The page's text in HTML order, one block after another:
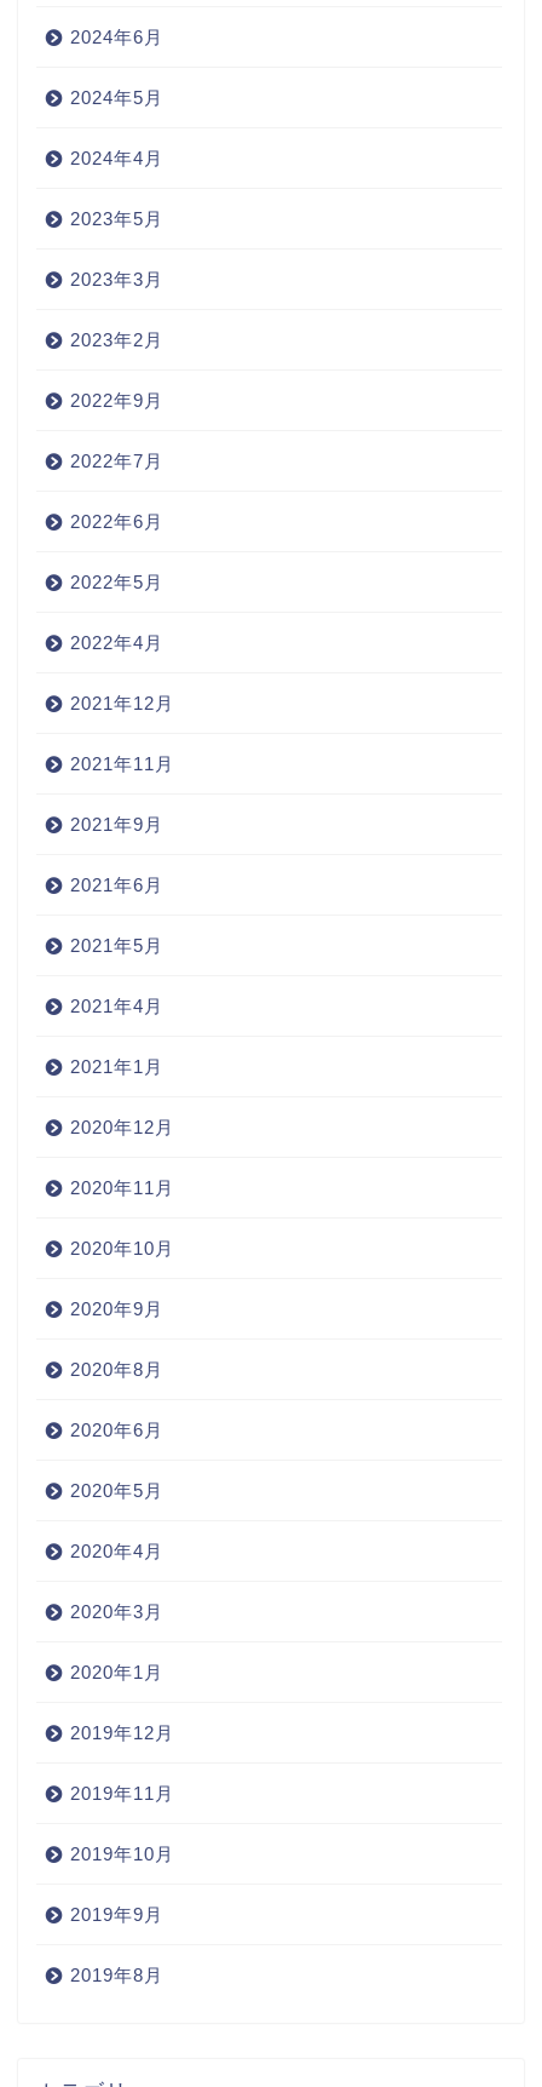
2024年6月
2024年5月
2024年4月
2023年5月
2023年3月
2023年2月
2022年9月
2022年7月
2022年6月
2022年5月
2022年4月
2021年12月
2021年11月
2021年9月
2021年6月
2021年5月
2021年4月
2021年1月
2020年12月
2020年11月
2020年10月
2020年9月
2020年8月
2020年6月
2020年5月
2020年4月
2020年3月
2020年1月
2019年12月
2019年11月
2019年10月
2019年9月
2019年8月